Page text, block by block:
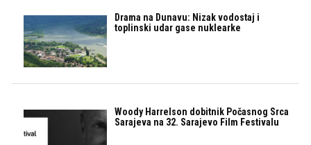
Drama na Dunavu: Nizak vodostaj i
toplinski udar gase nuklearke
Woody Harrelson dobitnik Počasnog Srca
Sarajeva na 32. Sarajevo Film Festivalu